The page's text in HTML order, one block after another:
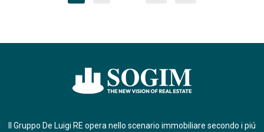
Il Gruppo De Luigi RE opera nello scenario immobiliare secondo i piú